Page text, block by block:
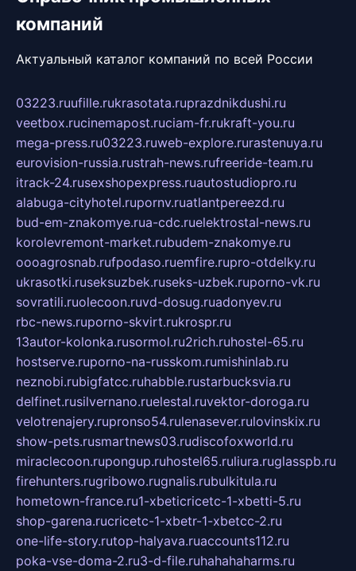
компаний
Актуальный каталог компаний по всей России
03223.ruufille.rukrasotata.ruprazdnikdushi.ru
veetbox.rucinemapost.ruciam-fr.rukraft-you.ru
mega-press.ru03223.ruweb-explore.rurastenuya.ru
eurovision-russia.rustrah-news.rufreeride-team.ru
itrack-24.rusexshopexpress.ruautostudiopro.ru
alabuga-cityhotel.rupornv.ruatlantpereezd.ru
bud-em-znakomye.rua-cdc.ruelektrostal-news.ru
korolevremont-market.rubudem-znakomye.ru
oooagrosnab.rufpodaso.ruemfire.rupro-otdelky.ru
ukrasotki.ruseksuzbek.ruseks-uzbek.ruporno-vk.ru
sovratili.ruolecoon.ruvd-dosug.ruadonyev.ru
rbc-news.ruporno-skvirt.rukrospr.ru
13autor-kolonka.rusormol.ru2rich.ruhostel-65.ru
hostserve.ruporno-na-russkom.rumishinlab.ru
neznobi.rubigfatcc.ruhabble.rustarbucksvia.ru
delfinet.rusilvernano.ruelestal.ruvektor-doroga.ru
velotrenajery.rupronso54.rulenasever.rulovinskix.ru
show-pets.rusmartnews03.rudiscofoxworld.ru
miraclecoon.rupongup.ruhostel65.ruliura.ruglasspb.ru
firehunters.rugribowo.rugnalis.rubulkitula.ru
hometown-france.ru1-xbeticricetc-1-xbetti-5.ru
shop-garena.rucricetc-1-xbetr-1-xbetcc-2.ru
one-life-story.rutop-halyava.ruaccounts112.ru
poka-vse-doma-2.ru3-d-file.ruhahahaharms.ru